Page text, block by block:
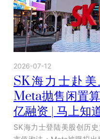
2026-07-12
SK海力士赴
Meta抛售闲置
亿融资 | 马上知
SK海力士登陆美股创历